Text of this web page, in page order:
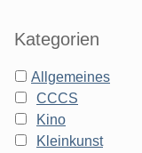
Kategorien
Allgemeines
CCCS
Kino
Kleinkunst